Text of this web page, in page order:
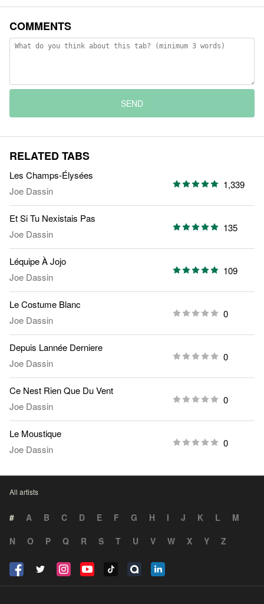
COMMENTS
SEND
RELATED TABS
Les Champs-Élysées
Joe Dassin
1,339
Et Si Tu Nexistais Pas
Joe Dassin
135
Léquipe À Jojo
Joe Dassin
109
Le Costume Blanc
Joe Dassin
0
Depuis Lannée Derniere
Joe Dassin
0
Ce Nest Rien Que Du Vent
Joe Dassin
0
Le Moustique
Joe Dassin
0
All artists
# A B C D E F G H I J K L
M
N
O P Q R S T U V W X Y Z